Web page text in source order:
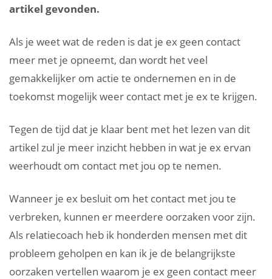
artikel gevonden.
Als je weet wat de reden is dat je ex geen contact
meer met je opneemt, dan wordt het veel
gemakkelijker om actie te ondernemen en in de
toekomst mogelijk weer contact met je ex te krijgen.
Tegen de tijd dat je klaar bent met het lezen van dit
artikel zul je meer inzicht hebben in wat je ex ervan
weerhoudt om contact met jou op te nemen.
Wanneer je ex besluit om het contact met jou te
verbreken, kunnen er meerdere oorzaken voor zijn.
Als relatiecoach heb ik honderden mensen met dit
probleem geholpen en kan ik je de belangrijkste
oorzaken vertellen waarom je ex geen contact meer